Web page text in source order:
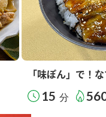
「味ぽん」で！
15 分